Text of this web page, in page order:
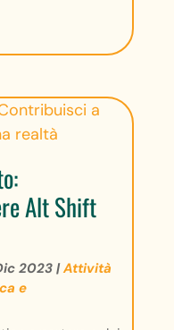
Alt Shift
2023|Attività
e